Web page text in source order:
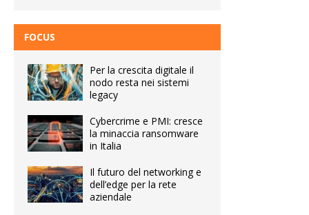
FOCUS
Per la crescita digitale il
nodo resta nei sistemi
legacy
Cybercrime e PMI: cresce
la minaccia ransomware
in Italia
Il futuro del networking e
dell’edge per la rete
aziendale